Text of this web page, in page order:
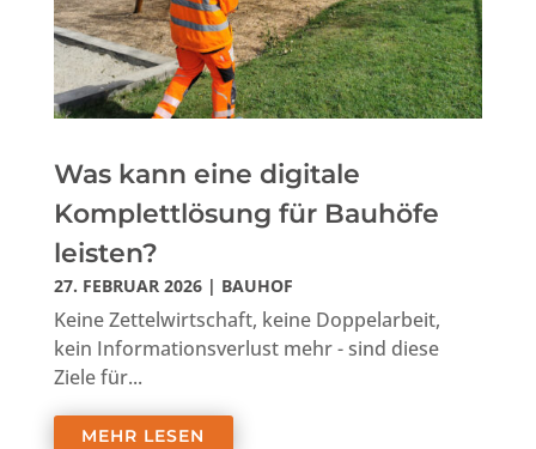
Was kann eine digitale
Komplettlösung für Bauhöfe
leisten?
27. FEBRUAR 2026| BAUHOF
Keine Zettelwirtschaft, keine Doppelarbeit,
kein Informationsverlust mehr - sind diese
Ziele für...
MEHR LESEN